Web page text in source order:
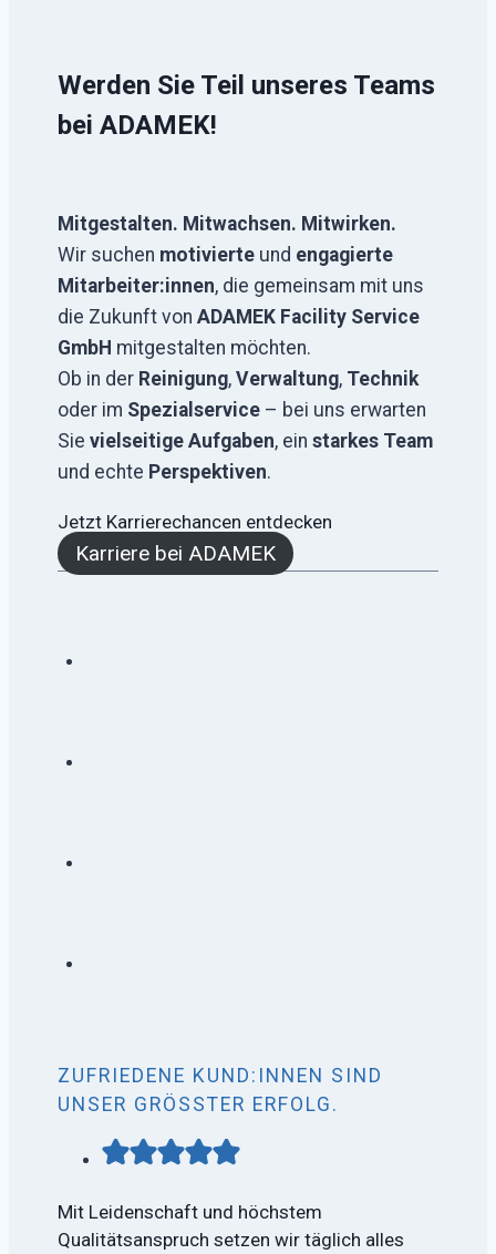
Werden Sie Teil unseres Teams
bei ADAMEK!
Mitgestalten. Mitwachsen. Mitwirken.
Wir suchen motivierte und engagierte
Mitarbeiter:innen, die gemeinsam mit uns
die Zukunft von ADAMEK Facility Service
GmbH mitgestalten möchten.
Ob in der Reinigung, Verwaltung, Technik
oder im Spezialservice – bei uns erwarten
Sie vielseitige Aufgaben, ein starkes Team
und echte Perspektiven.
Jetzt Karrierechancen entdecken
Karriere bei ADAMEK
ZUFRIEDENE KUND:INNEN SIND
UNSER GRÖSSTER ERFOLG.
Mit Leidenschaft und höchstem
Qualitätsanspruch setzen wir täglich alles